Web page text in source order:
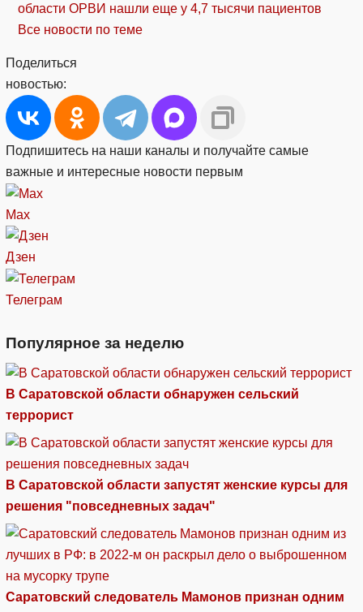
области ОРВИ нашли еще у 4,7 тысячи пациентов
Все новости по теме
Поделиться
новостью:
Подпишитесь на наши каналы и получайте самые
важные и интересные новости первым
Max
Дзен
Телеграм
Популярное за неделю
В Саратовской области обнаружен сельский
террорист
В Саратовской области запустят женские курсы для
решения "повседневных задач"
Саратовский следователь Мамонов признан одним